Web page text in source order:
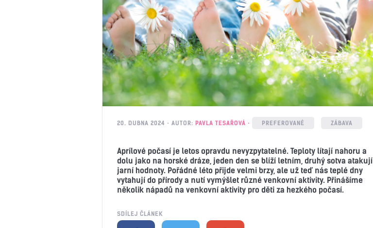
20. DUBNA 2024 AUTOR: PAVLA TESAŘOVÁ PREFEROVANÉ ZÁBAVA
Aprílové počasí je letos opravdu nevyzpytatelné. Teploty lítají nahoru a
dolu jako na horské dráze, jeden den se blíží letním, druhý sotva atakují
jarní hodnoty. Pořádné léto přijde velmi brzy, ale už teď nás teplé dny
vytahují do přírody a nutí vymýšlet různé venkovní aktivity. Přinášíme
několik nápadů na venkovní aktivity pro děti za hezkého počasí.
SDÍLEJ ČLÁNEK